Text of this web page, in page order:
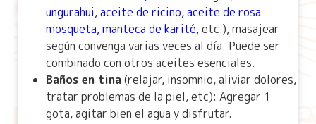
ungurahui,aceite de ricino,aceite de rosa
mosqueta,manteca de karité,etc.), masajear
según convenga varias veces al día. Puede ser
combinado con otros aceites esenciales.
Baños en tina(relajar, insomnio, aliviar dolores,
tratar problemas de la piel, etc): Agregar 1
gota, agitar bien el agua y disfrutar.